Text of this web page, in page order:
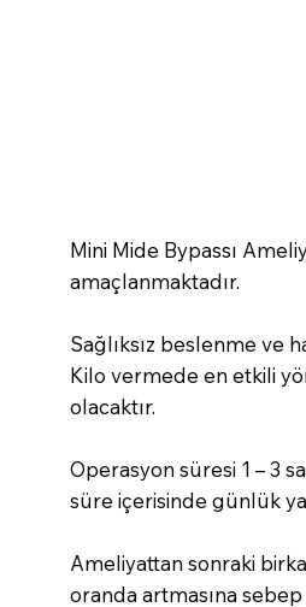
Mini Mide Bypassı
amaçlanmaktadır.
Sağlıksız beslenme ve
Kilo vermede en etkili
olacaktır.
Operasyon süresi 1 – 3
süre içerisinde günlük
Ameliyattan sonraki
oranda artmasına